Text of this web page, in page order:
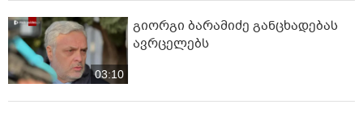
03:10
გიორგი ბარამიძე განცხადებას
ავრცელებს